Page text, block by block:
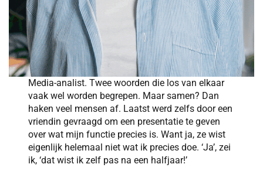
Media-analist. Twee woorden die los van elkaar
vaak wel worden begrepen. Maar samen? Dan
haken veel mensen af. Laatst werd zelfs door een
vriendin gevraagd om een presentatie te geven
over wat mijn functie precies is. Want ja, ze wist
eigenlijk helemaal niet wat ik precies doe. ‘Ja’, zei
ik, ‘dat wist ik zelf pas na een halfjaar!’